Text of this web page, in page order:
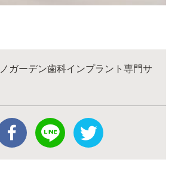
ガーデン歯科インプラント専門サ